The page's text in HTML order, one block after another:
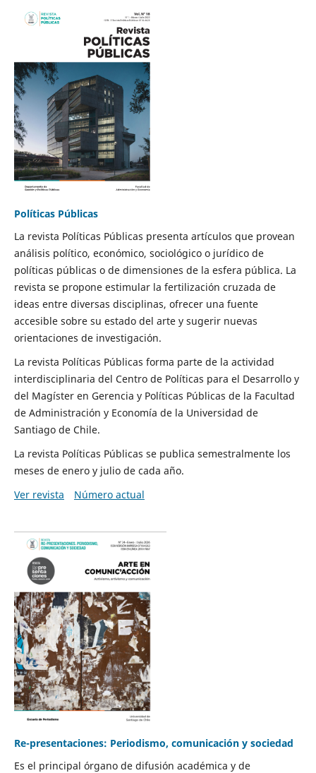
Políticas Públicas
La revista Políticas Públicas presenta artículos que provean
análisis político, económico, sociológico o jurídico de
políticas públicas o de dimensiones de la esfera pública. La
revista se propone estimular la fertilización cruzada de
ideas entre diversas disciplinas, ofrecer una fuente
accesible sobre su estado del arte y sugerir nuevas
orientaciones de investigación.
La revista Políticas Públicas forma parte de la actividad
interdisciplinaria del Centro de Políticas para el Desarrollo y
del Magíster en Gerencia y Políticas Públicas de la Facultad
de Administración y Economía de la Universidad de
Santiago de Chile.
La revista Políticas Públicas se publica semestralmente los
meses de enero y julio de cada año.
Ver revista
Número actual
Re-presentaciones: Periodismo, comunicación y sociedad
Es el principal órgano de difusión académica y de